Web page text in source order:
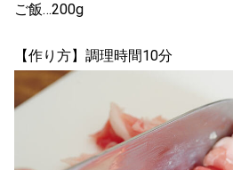
ご飯…200g
【作り方】調理時間10分